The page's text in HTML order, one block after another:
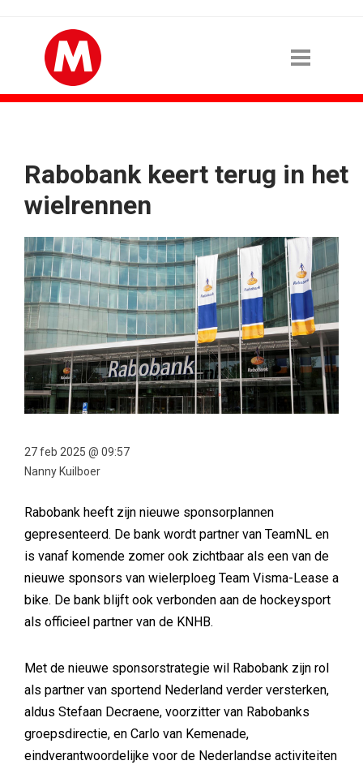
Rabobank keert terug in het
wielrennen
27 feb 2025 @ 09:57
Nanny Kuilboer
Rabobank heeft zijn nieuwe sponsorplannen
gepresenteerd. De bank wordt partner van TeamNL en
is vanaf komende zomer ook zichtbaar als een van de
nieuwe sponsors van wielerploeg Team Visma-Lease a
bike. De bank blijft ook verbonden aan de hockeysport
als officieel partner van de KNHB.
Met de nieuwe sponsorstrategie wil Rabobank zijn rol
als partner van sportend Nederland verder versterken,
aldus Stefaan Decraene, voorzitter van Rabobanks
groepsdirectie, en Carlo van Kemenade,
eindverantwoordelijke voor de Nederlandse activiteiten